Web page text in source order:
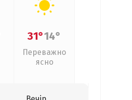
31°14°
Переважно
ясно